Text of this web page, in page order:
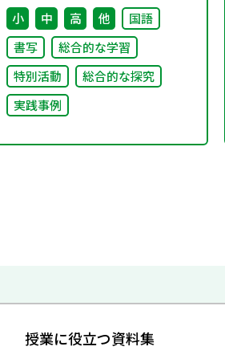
小 中 高 他
国語
書写
総合的な学習
特別活動
総合的な探究
実践事例
授業に役立つ資料集